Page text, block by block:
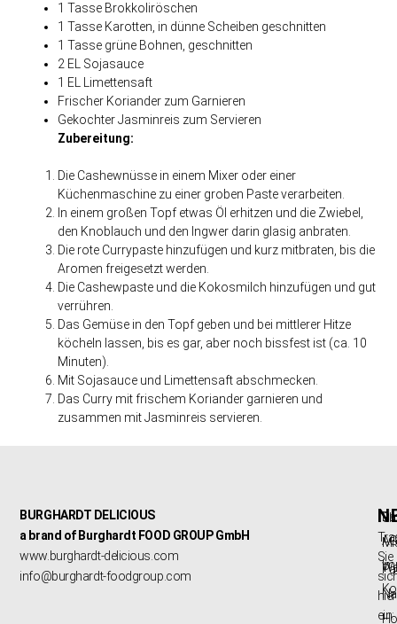
1 Tasse Brokkoliröschen
1 Tasse Karotten, in dünne Scheiben geschnitten
1 Tasse grüne Bohnen, geschnitten
2 EL Sojasauce
1 EL Limettensaft
Frischer Koriander zum Garnieren
Gekochter Jasminreis zum Servieren
Zubereitung:
Die Cashewnüsse in einem Mixer oder einer
Küchenmaschine zu einer groben Paste verarbeiten.
In einem großen Topf etwas Öl erhitzen und die Zwiebel,
den Knoblauch und den Ingwer darin glasig anbraten.
Die rote Currypaste hinzufügen und kurz mitbraten, bis die
Aromen freigesetzt werden.
Die Cashewpaste und die Kokosmilch hinzufügen und gut
verrühren.
Das Gemüse in den Topf geben und bei mittlerer Hitze
köcheln lassen, bis es gar, aber noch bissfest ist (ca. 10
Minuten).
Mit Sojasauce und Limettensaft abschmecken.
Das Curry mit frischem Koriander garnieren und
zusammen mit Jasminreis servieren.
BURGHARDT DELICIOUS
a brand of Burghardt FOOD GROUP GmbH
www.burghardt-delicious.com
info@burghardt-foodgroup.com
Sie
hier
ein: